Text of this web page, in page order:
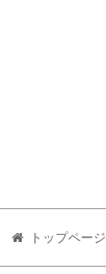
トップページ